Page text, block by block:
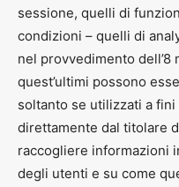
sessione, quelli di
condizioni – quelli di
nel provvedimento dell’8
quest’ultimi possono
soltanto se utilizzati a
direttamente dal titolare
raccogliere informazioni
degli utenti e su come